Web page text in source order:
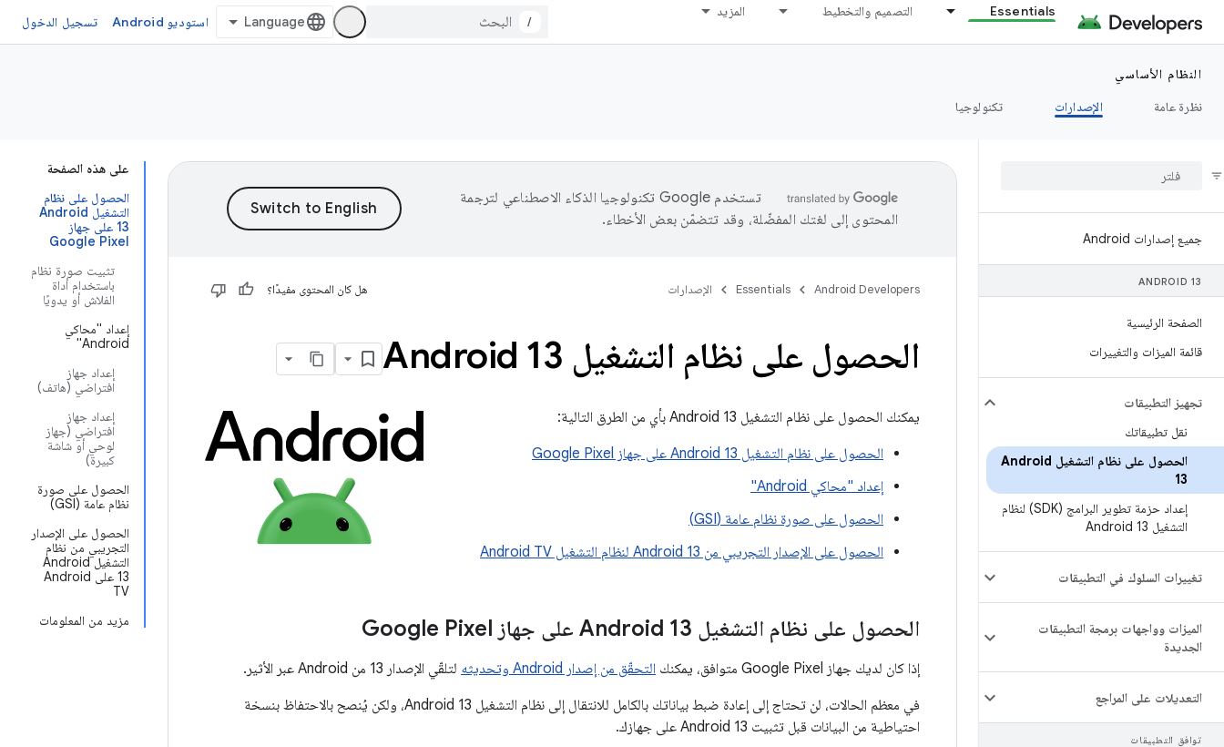
Essentials التصميم والتخطيط المزيد
/ استوديو Android تسجيل الدخول
النظام الأساسي
نظرة عامة
الإصدارات تكنولوجيا
جميع إصدارات Android
ANDROID 13
الصفحة الرئيسية
قائمة الميزات والتغييرات
تجهيز التطبيقات
نقل تطبيقاتك
الحصول على نظام التشغيل Android
13
إعداد حزمة تطوير البرامج (SDK) لنظام
التشغيل Android 13
تغييرات السلوك في التطبيقات
الميزات وواجهات برمجة التطبيقات
الجديدة
التعديلات على المراجع
توافق التطبيقات
على هذه الصفحة
الحصول على نظام
التشغيل Android
13 على جهاز
Google Pixel
تثبيت صورة نظام
باستخدام أداة
الفلاش أو يدويًا
إعداد "محاكي
Android"
إعداد جهاز
افتراضي (هاتف)
إعداد جهاز
افتراضي (جهاز
لوحي أو شاشة
كبيرة)
الحصول على صورة
نظام عامة (GSI)
الحصول على الإصدار
التجريبي من نظام
التشغيل Android
13 على Android
TV
مزيد من المعلومات
تستخدم Google تكنولوجيا الذكاء الاصطناعي لترجمة
المحتوى إلى لغتك المفضّلة، وقد تتضمّن بعض الأخطاء.
Android Developers
Essentials الإصدارات هل كان المحتوى مفيدًا؟
الحصول على نظام التشغيل Android 13
يمكنك الحصول على نظام التشغيل Android 13 بأي من الطرق التالية:
الحصول على نظام التشغيل Android 13 على جهاز Google Pixel
إعداد "محاكي Android"
الحصول على صورة نظام عامة (GSI)
الحصول على الإصدار التجريبي من Android 13 لنظام التشغيل Android TV
الحصول على نظام التشغيل Android 13 على جهاز Google Pixel
إذا كان لديك جهاز Google Pixel متوافق، يمكنك التحقّق من إصدار Android وتحديثه
لتلقّي الإصدار 13 من Android عبر الأثير.
في معظم الحالات، لن تحتاج إلى إعادة ضبط بياناتك بالكامل للانتقال إلى نظام التشغيل Android 13، ولكن يُنصح بالاحتفاظ بنسخة
احتياطية من البيانات قبل تثبيت Android 13 على جهازك.